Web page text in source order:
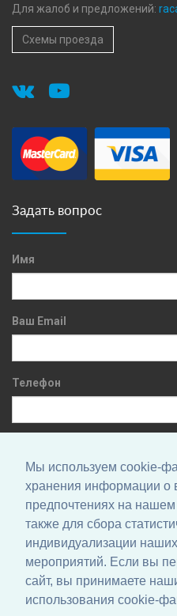
Мы используем cookie-
хранения информации о
предпочтениях на нашем
также для сбора
индивидуализации
мероприятий. Если вы
сайт, вы принимаете
использования cookie-
Для жалоб и предложений:
Схемы проезда
Задать вопрос
Имя
Ваш Email
Телефон
Нажимая на кнопку, вы даете
персональных данных и
конфиденциальности